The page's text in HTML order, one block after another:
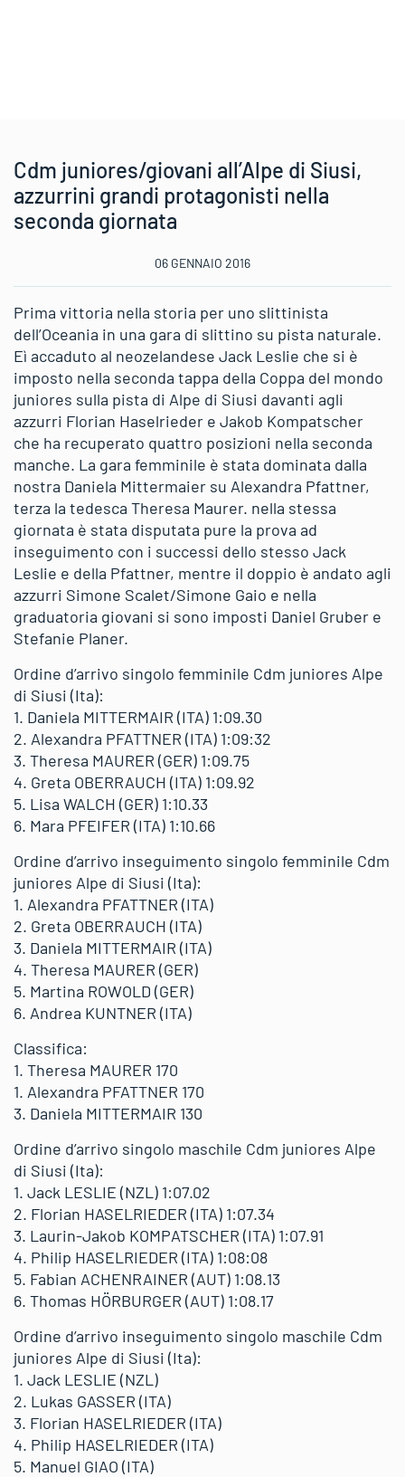
Cdm juniores/giovani all’Alpe di Siusi,
azzurrini grandi protagonisti nella
seconda giornata
06 GENNAIO 2016
Prima vittoria nella storia per uno slittinista
dell’Oceania in una gara di slittino su pista naturale.
Eì accaduto al neozelandese Jack Leslie che si è
imposto nella seconda tappa della Coppa del mondo
juniores sulla pista di Alpe di Siusi davanti agli
azzurri Florian Haselrieder e Jakob Kompatscher
che ha recuperato quattro posizioni nella seconda
manche. La gara femminile è stata dominata dalla
nostra Daniela Mittermaier su Alexandra Pfattner,
terza la tedesca Theresa Maurer. nella stessa
giornata è stata disputata pure la prova ad
inseguimento con i successi dello stesso Jack
Leslie e della Pfattner, mentre il doppio è andato agli
azzurri Simone Scalet/Simone Gaio e nella
graduatoria giovani si sono imposti Daniel Gruber e
Stefanie Planer.
Ordine d’arrivo singolo femminile Cdm juniores Alpe
di Siusi (Ita):
1. Daniela MITTERMAIR (ITA) 1:09.30
2. Alexandra PFATTNER (ITA) 1:09:32
3. Theresa MAURER (GER) 1:09.75
4. Greta OBERRAUCH (ITA) 1:09.92
5. Lisa WALCH (GER) 1:10.33
6. Mara PFEIFER (ITA) 1:10.66
Ordine d’arrivo inseguimento singolo femminile Cdm
juniores Alpe di Siusi (Ita):
1. Alexandra PFATTNER (ITA)
2. Greta OBERRAUCH (ITA)
3. Daniela MITTERMAIR (ITA)
4. Theresa MAURER (GER)
5. Martina ROWOLD (GER)
6. Andrea KUNTNER (ITA)
Classifica:
1. Theresa MAURER 170
1. Alexandra PFATTNER 170
3. Daniela MITTERMAIR 130
Ordine d’arrivo singolo maschile Cdm juniores Alpe
di Siusi (Ita):
1. Jack LESLIE (NZL) 1:07.02
2. Florian HASELRIEDER (ITA) 1:07.34
3. Laurin-Jakob KOMPATSCHER (ITA) 1:07.91
4. Philip HASELRIEDER (ITA) 1:08:08
5. Fabian ACHENRAINER (AUT) 1:08.13
6. Thomas HÖRBURGER (AUT) 1:08.17
Ordine d’arrivo inseguimento singolo maschile Cdm
juniores Alpe di Siusi (Ita):
1. Jack LESLIE (NZL)
2. Lukas GASSER (ITA)
3. Florian HASELRIEDER (ITA)
4. Philip HASELRIEDER (ITA)
5. Manuel GIAO (ITA)